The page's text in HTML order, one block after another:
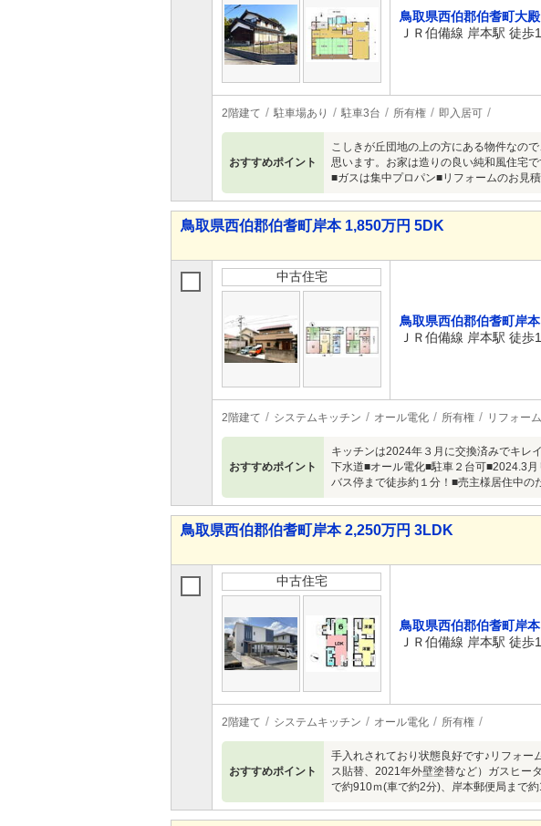
鳥取県西伯郡伯耆町大殿
ＪＲ伯備線 岸本駅 徒歩
2階建て 駐車場あり 駐車3台 所有権 即入居可
おすすめポイント
こしきが丘団地の上の方にある物件なの
思います。お家は造りの良い純和風住宅
■ガスは集中プロパン■リフォームのお見
鳥取県西伯郡伯耆町岸本 1,850万円 5DK
中古住宅
鳥取県西伯郡伯耆町岸本
ＪＲ伯備線 岸本駅 徒歩
2階建て システムキッチン オール電化 所有権 リフォー
おすすめポイント
キッチンは2024年３月に交換済みでキレ
下水道■オール電化■駐車２台可■2024.3
バス停まで徒歩約１分！■売主様居住中の
鳥取県西伯郡伯耆町岸本 2,250万円 3LDK
中古住宅
鳥取県西伯郡伯耆町岸本
ＪＲ伯備線 岸本駅 徒歩
2階建て システムキッチン オール電化 所有権
おすすめポイント
手入れされており状態良好です♪リフォ
ス貼替、2021年外壁塗替など）ガスヒー
で約910ｍ(車で約2分)、岸本郵便局まで